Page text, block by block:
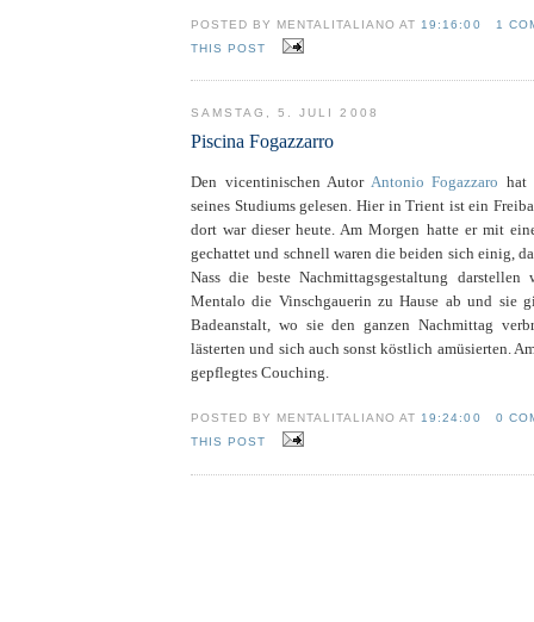
POSTED BY MENTALITALIANO AT 19:16:00
1
THIS POST
SAMSTAG, 5. JULI 2008
Piscina Fogazzarro
Den vicentinischen Autor Antonio Fogazzaro hat
seines Studiums gelesen. Hier in Trient ist ein
dort war dieser heute. Am Morgen hatte er mit
gechattet und schnell waren die beiden sich einig,
Nass die beste Nachmittagsgestaltung
Mentalo die Vinschgauerin zu Hause ab und sie
Badeanstalt, wo sie den ganzen Nachmittag
lästerten und sich auch sonst köstlich amüsierten.
gepflegtes Couching.
POSTED BY MENTALITALIANO AT19:24:00
0
THIS POST